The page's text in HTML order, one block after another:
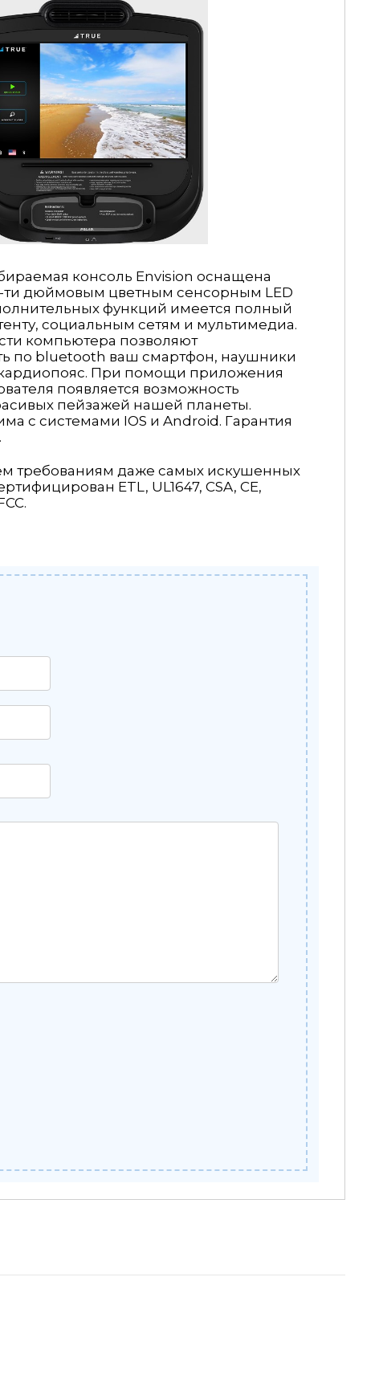
консоль Envision оснащена
ти дюймовым цветным сенсорным LED
функций имеется полный
социальным сетям и мультимедиа.
компьютера позволяют
по bluetooth ваш смартфон, наушники
При помощи приложения
появляется возможность
пейзажей нашей планеты.
с системами IOS и Android. Гарантия
требованиям даже самых искушенных
ETL, UL1647, CSA, CE,